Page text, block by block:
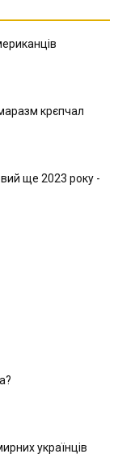
крєпчал
ще 2023 року -
українців